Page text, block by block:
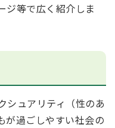
ジ等で広く紹介しま
シュアリティ（性のあ
が過ごしやすい社会の